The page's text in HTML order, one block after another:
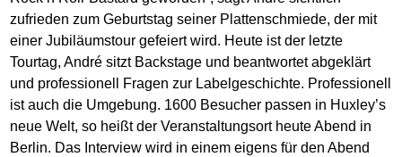
zufrieden zum Geburtstag seiner Plattenschmiede, der mit
einer Jubiläumstour gefeiert wird. Heute ist der letzte
Tourtag, André sitzt Backstage und beantwortet abgeklärt
und professionell Fragen zur Labelgeschichte. Professionell
ist auch die Umgebung. 1600 Besucher passen in Huxley’s
neue Welt, so heißt der Veranstaltungsort heute Abend in
Berlin. Das Interview wird in einem eigens für den Abend